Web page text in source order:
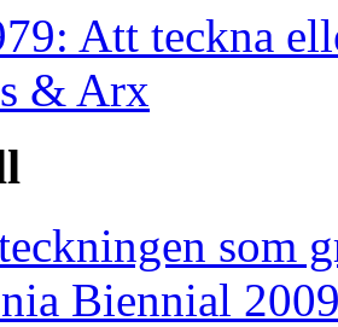
Att teckna
& Arx
som
Biennial